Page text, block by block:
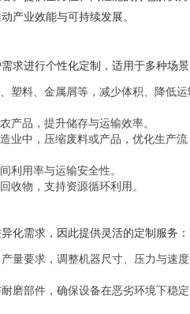
产业效能与可持续发展。
求进行个性化定制，适用于多种场
塑料、金属屑等，减少体积、降低运
产品，提升储存与运输效率。
业中，压缩废料或产品，优化生产流
利用率与运输安全性。
收物，支持资源循环利用。
化需求，因此提供灵活的定制服务：
量要求，调整机器尺寸、压力与速
磨部件，确保设备在恶劣环境下稳